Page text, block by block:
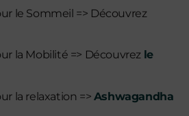
le Sommeil => Découvrez
la Mobilité => Découvrez le
la relaxation => Ashwagandha